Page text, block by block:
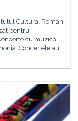
Cultural Român,
pentru
cu muzică
Concertele au